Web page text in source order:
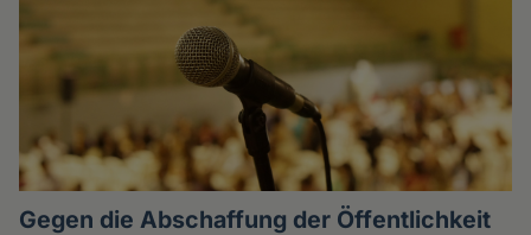
Gegen die Abschaffung der Öffentlichkeit